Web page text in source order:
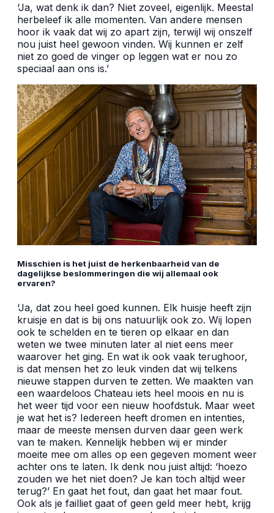
‘Ja, wat denk ik dan? Niet zoveel, eigenlijk. Meestal
herbeleef ik alle momenten. Van andere mensen
hoor ik vaak dat wij zo apart zijn, terwijl wij onszelf
nou juist heel gewoon vinden. Wij kunnen er zelf
niet zo goed de vinger op leggen wat er nou zo
speciaal aan ons is.’
Misschien is het juist de herkenbaarheid van de
dagelijkse beslommeringen die wij allemaal ook
ervaren?
‘Ja, dat zou heel goed kunnen. Elk huisje heeft zijn
kruisje en dat is bij ons natuurlijk ook zo. Wij lopen
ook te schelden en te tieren op elkaar en dan
weten we twee minuten later al niet eens meer
waarover het ging. En wat ik ook vaak terughoor,
is dat mensen het zo leuk vinden dat wij telkens
nieuwe stappen durven te zetten. We maakten van
een waardeloos Chateau iets heel moois en nu is
het weer tijd voor een nieuw hoofdstuk. Maar weet
je wat het is? Iedereen heeft dromen en intenties,
maar de meeste mensen durven daar geen werk
van te maken. Kennelijk hebben wij er minder
moeite mee om alles op een gegeven moment weer
achter ons te laten. Ik denk nou juist altijd: ‘hoezo
zouden we het niet doen? Je kan toch altijd weer
terug?’ En gaat het fout, dan gaat het maar fout.
Ook als je failliet gaat of geen geld meer hebt, krijg